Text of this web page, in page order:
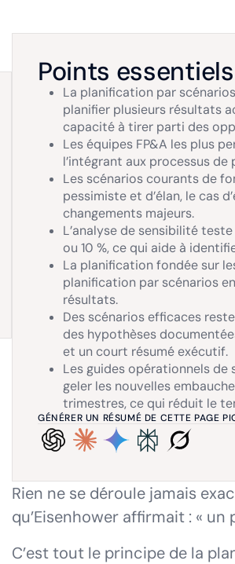
Points essentiels
La planification par
planifier plusieurs résultats
capacité à tirer parti des
Les équipes FP&A les plus
l’intégrant aux processus
Les scénarios courants de
pessimiste et d’élan, le cas
changements majeurs.
L’analyse de sensibilité
ou 10 %, ce qui aide à
La planification fondée sur
planification par scénarios
résultats.
Des scénarios efficaces
des hypothèses
et un court résumé exécutif.
Les guides opérationnels de
geler les nouvelles
trimestres, ce qui réduit le
GÉNÉRER UN RÉSUMÉ DE CETTE PAGE
Rien ne se déroule jamais
qu’Eisenhower affirmait : «
C’est tout le principe de la